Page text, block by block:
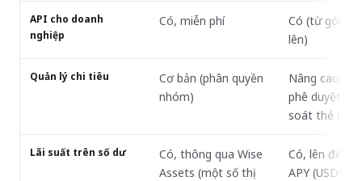
API cho doanh
nghiệp
Có, miễn phí
Có (từ gói
lên)
Quản lý chi tiêu
Cơ bản (phân quyền
nhóm)
Nâng cao:
phê duyệt,
soát thẻ (tùy
Lãi suất trên số dư
Có, thông qua Wise
Assets (một số thị
Có, lên đến
APY (USD),